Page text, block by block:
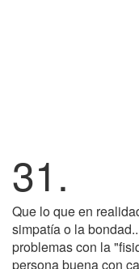
31.
Que lo que en
simpatía o la
problemas con la
persona buena con